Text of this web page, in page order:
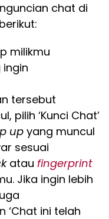
chat di
milikmu
tersebut
pilih ‘Kunci Chat’
upyang muncul
sesuai
atau fingerprint
Jika ingin lebih
‘Chat ini telah